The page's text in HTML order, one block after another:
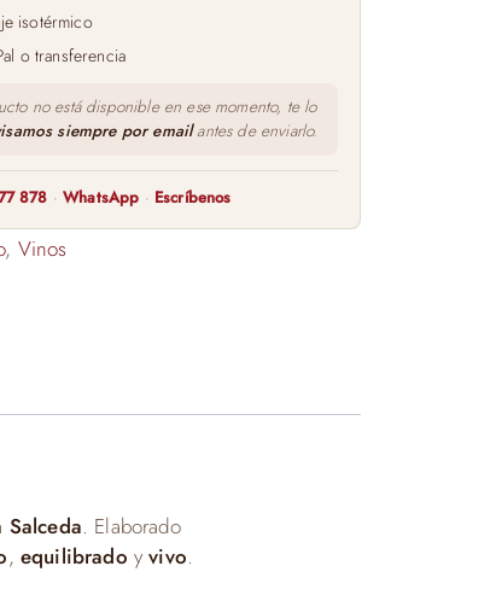
isotérmico
o transferencia
no está disponible en ese momento, te lo
siempre por emailantes de enviarlo.
878 ·WhatsApp · Escríbenos
, Vinos
Salceda. Elaborado
, equilibrado yvivo.